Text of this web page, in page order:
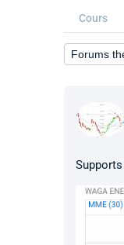
Cours